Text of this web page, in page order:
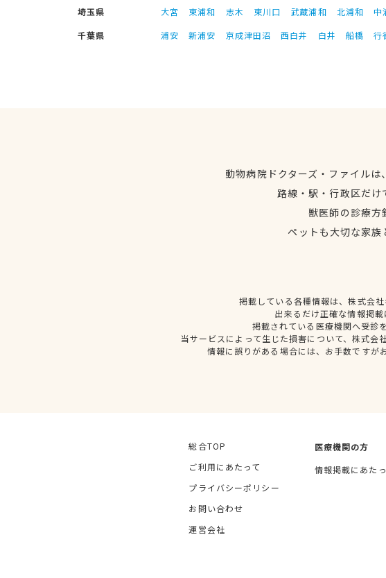
埼玉県
大宮 東浦和 志木 東川口 武蔵浦和 北浦和 中
千葉県
浦安 新浦安 京成津田沼 西白井 白井 船橋 行
動物病院ドクターズ・ファイル
路線・駅・行政区だ
獣医師の診療方
ペットも大切な家
掲載している各種情報は、株式会
出来るだけ正確な情報掲
掲載されている医療機関へ受診
当サービスによって生じた損害について、株式
情報に誤りがある場合には、お手数ですが
総合TOP
ご利用にあたって
プライバシーポリシー
お問い合わせ
運営会社
医療機関の方
情報掲載にあた